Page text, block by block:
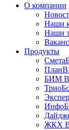
О компании
Наши
Наши
Продукты
БИМ
ЖКХ